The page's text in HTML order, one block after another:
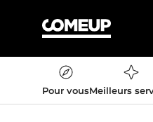
Pour vousMeilleurs